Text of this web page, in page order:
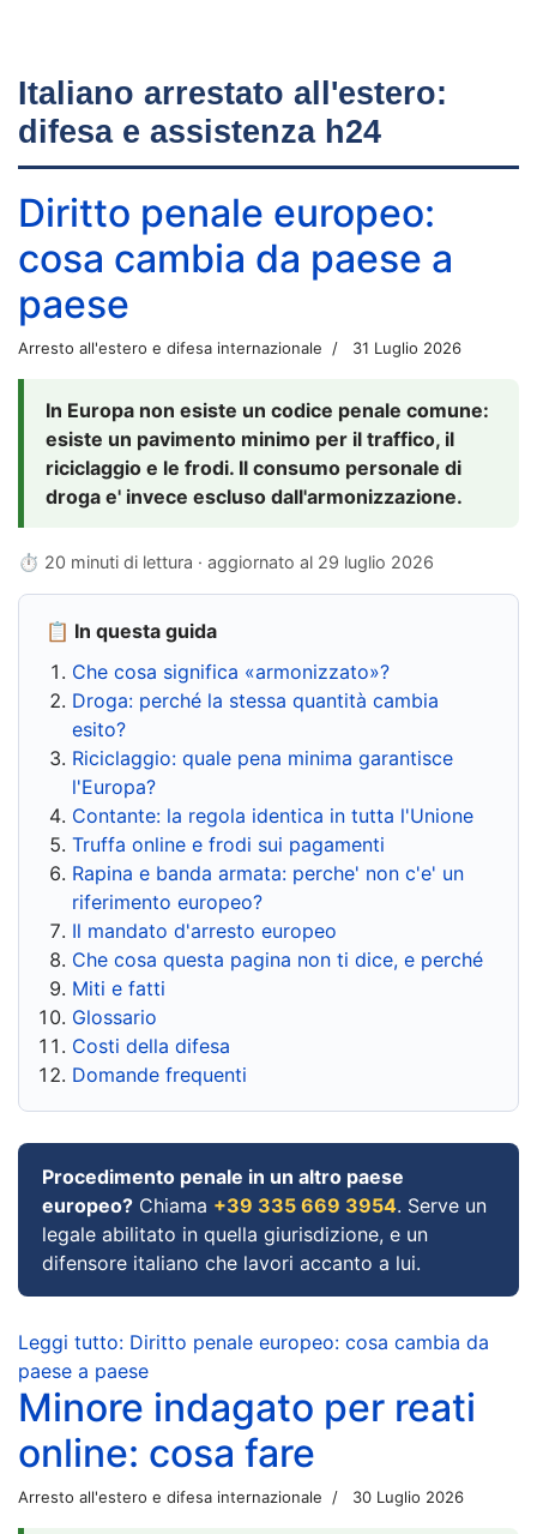
Italiano arrestato all'estero:
difesa e assistenza h24
Diritto penale europeo:
cosa cambia da paese a
paese
Arresto all'estero e difesa internazionale 31 Luglio 2026
In Europa non esiste un codice penale comune:
esiste un pavimento minimo per il traffico, il
riciclaggio e le frodi. Il consumo personale di
droga e' invece escluso dall'armonizzazione.
⏱ 20 minuti di lettura · aggiornato al 29 luglio 2026
📋 In questa guida
Che cosa significa «armonizzato»?
Droga: perché la stessa quantità cambia
esito?
Riciclaggio: quale pena minima garantisce
l'Europa?
Contante: la regola identica in tutta l'Unione
Truffa online e frodi sui pagamenti
Rapina e banda armata: perche' non c'e' un
riferimento europeo?
Il mandato d'arresto europeo
Che cosa questa pagina non ti dice, e perché
Miti e fatti
Glossario
Costi della difesa
Domande frequenti
Procedimento penale in un altro paese
europeo? Chiama +39 335 669 3954. Serve un
legale abilitato in quella giurisdizione, e un
difensore italiano che lavori accanto a lui.
Leggi tutto: Diritto penale europeo: cosa cambia da
paese a paese
Minore indagato per reati
online: cosa fare
Arresto all'estero e difesa internazionale 30 Luglio 2026